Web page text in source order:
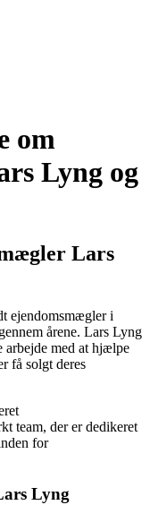
om
Lyng og
Lars
ejendomsmægler i
årene. Lars Lyng
arbejde med at hjælpe
få solgt deres
team, der er dedikeret
for
Lyng